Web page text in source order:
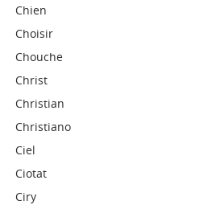
Chien
Choisir
Chouche
Christ
Christian
Christiano
Ciel
Ciotat
Ciry